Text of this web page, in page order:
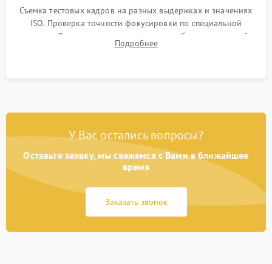
Съемка тестовых кадров на разных выдержках и значениях
ISO. Проверка точности фокусировки по специальной
мишени. Тест записи на карту памяти, работы встроенной
вспышки, микрофона и всех кнопок управления.
Подробнее
У Вас остались вопросы?
Оставьте заявку, мы свяжемся с Вами в ближайшее
время
Заказать звонок